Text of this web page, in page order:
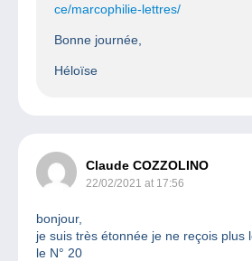
ce/marcophilie-lettres/
Bonne journée,
Héloïse
Claude COZZOLINO
22/02/2021 at 17:56
bonjour,
je suis très étonnée je ne reçois plus
le N° 20